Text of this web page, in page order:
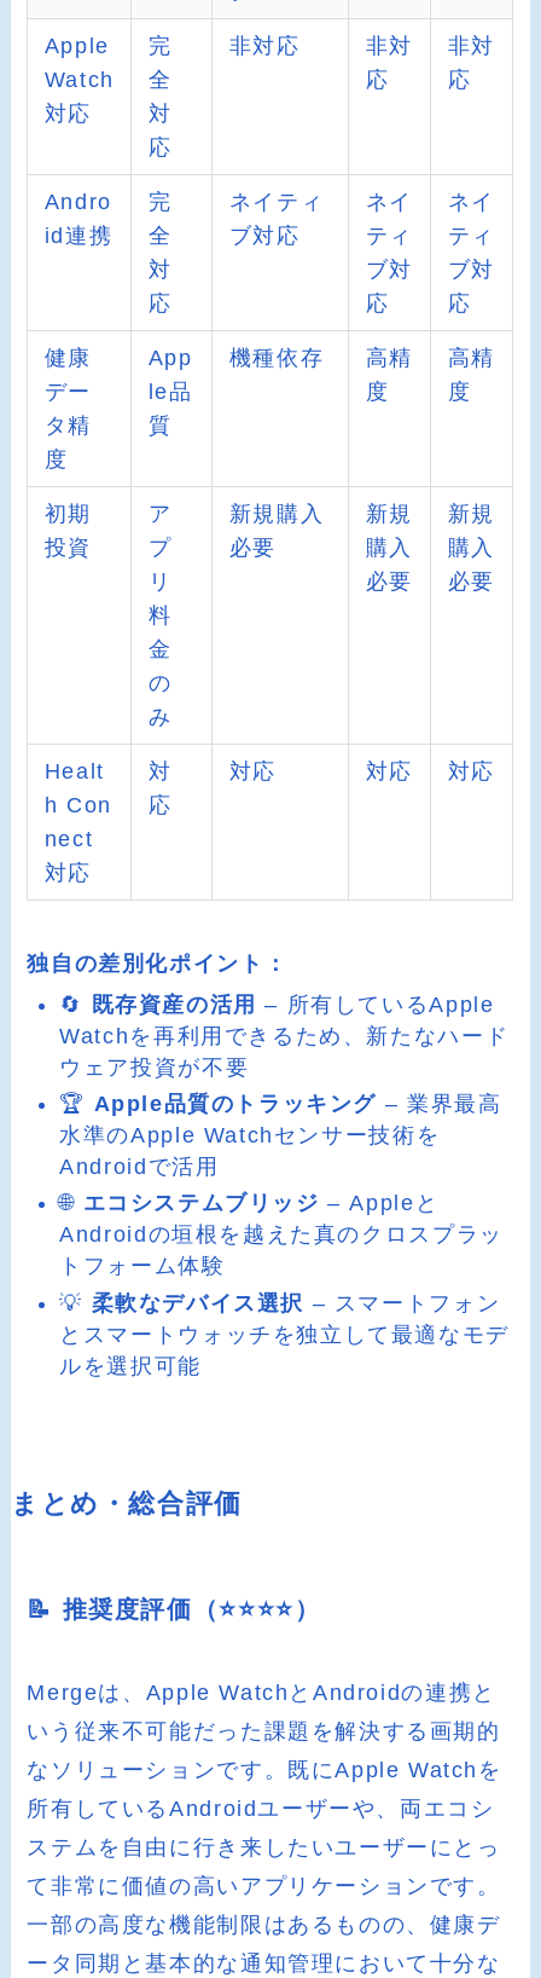
Apple
Watch
対応
完
全
対
応
非対応
非対
応
非対
応
Andro
id連携
完
全
対
応
ネイティ
ブ対応
ネイ
ティ
ブ対
応
ネイ
ティ
ブ対
応
健康
デー
タ精
度
App
le品
質
機種依存
高精
度
高精
度
初期
投資
ア
プ
リ
料
金
の
み
新規購入
必要
新規
購入
必要
新規
購入
必要
Healt
h Con
nect
対応
対
応
対応 対応 対応
独自の差別化ポイント：
🔄
既存資産の活用 – 所有しているApple
Watchを再利用できるため、新たなハード
ウェア投資が不要
🏆 Apple品質のトラッキング – 業界最高
水準のApple Watchセンサー技術を
Androidで活用
🌐 エコシステムブリッジ – Appleと
Androidの垣根を越えた真のクロスプラッ
トフォーム体験
💡 柔軟なデバイス選択 – スマートフォン
とスマートウォッチを独立して最適なモデ
ルを選択可能
まとめ・総合評価
📝 推奨度評価（⭐️⭐️⭐️⭐️）
Mergeは、Apple WatchとAndroidの連携と
いう従来不可能だった課題を解決する画期的
なソリューションです。既にApple Watchを
所有しているAndroidユーザーや、両エコシ
ステムを自由に行き来したいユーザーにとっ
て非常に価値の高いアプリケーションです。
一部の高度な機能制限はあるものの、健康デ
ータ同期と基本的な通知管理において十分な